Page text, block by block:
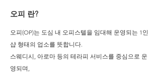
오피 란?
오피(OP)는 도심 내 오피스텔을 임대해 운영되는 1인
샵 형태의 업소를 뜻합니다.
스웨디시, 아로마 등의 테라피 서비스를 중심으로 운
영되며,